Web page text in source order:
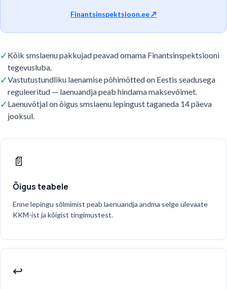
Finantsinspektsioon.ee↗
✓ Kõik smslaenu pakkujad peavad omama Finantsinspektsiooni
tegevusluba.
✓Vastutustundliku laenamise põhimõtted on Eestis seadusega
reguleeritud — laenuandja peab hindama maksevõimet.
✓ Laenuvõtjal on õigus smslaenu lepingust taganeda 14 päeva
jooksul.
📄
Õigus teabele
Enne lepingu sõlmimist peab laenuandja andma selge ülevaate
KKM-ist ja kõigist tingimustest.
↩️